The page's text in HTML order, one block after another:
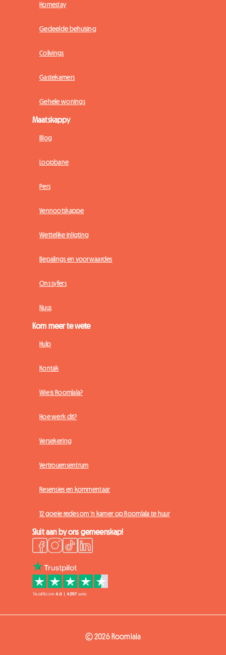
Homestay
Gedeelde behuising
Colivings
Gastekamers
Gehele wonings
Maatskappy
Blog
Loopbane
Pers
Vennootskappe
Wettelike inligting
Bepalings en voorwaardes
Ons syfers
Nuus
Kom meer te wete
Hulp
Kontak
Wie is Roomlala?
Hoe werk dit?
Versekering
Vertrouensentrum
Resensies en kommentaar
12 goeie redes om 'n kamer op Roomlala te huur
Sluit aan by ons gemeenskap!
© 2026 Roomlala